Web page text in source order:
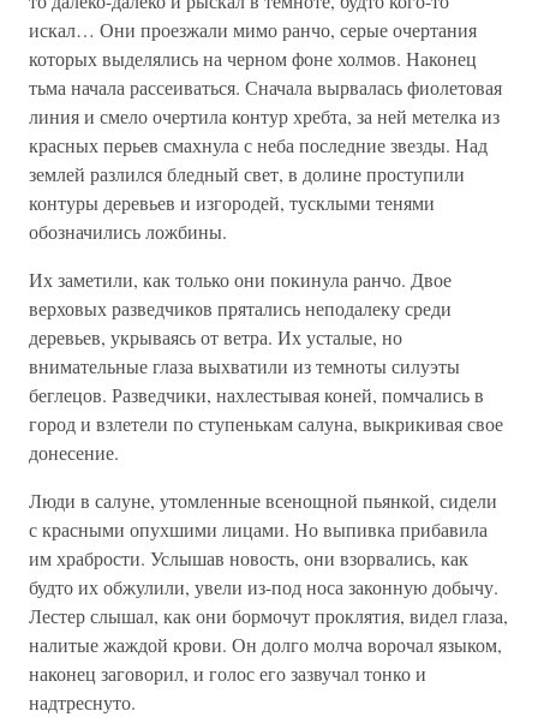
искал… Они проезжали мимо ранчо, серые очертания
которых выделялись на черном фоне холмов. Наконец
тьма начала рассеиваться. Сначала вырвалась фиолетовая
линия и смело очертила контур хребта, за ней метелка из
красных перьев смахнула с неба последние звезды. Над
землей разлился бледный свет, в долине проступили
контуры деревьев и изгородей, тусклыми тенями
обозначились ложбины.
Их заметили, как только они покинула ранчо. Двое
верховых разведчиков прятались неподалеку среди
деревьев, укрываясь от ветра. Их усталые, но
внимательные глаза выхватили из темноты силуэты
беглецов. Разведчики, нахлестывая коней, помчались в
город и взлетели по ступенькам салуна, выкрикивая свое
донесение.
Люди в салуне, утомленные всенощной пьянкой, сидели
с красными опухшими лицами. Но выпивка прибавила
им храбрости. Услышав новость, они взорвались, как
будто их обжулили, увели из-под носа законную добычу.
Лестер слышал, как они бормочут проклятия, видел глаза,
налитые жаждой крови. Он долго молча ворочал языком,
наконец заговорил, и голос его зазвучал тонко и
надтреснуто.